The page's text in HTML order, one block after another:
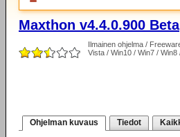
Maxthon v4.4.0.900 Beta
Ilmainen ohjelma /
Vista / Win10 / Win7 / Win8
Ohjelman kuvaus Tiedot